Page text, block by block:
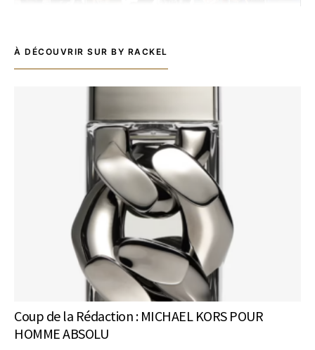
À DÉCOUVRIR SUR BY RACKEL
Coup de la Rédaction : MICHAEL KORS POUR
HOMME ABSOLU